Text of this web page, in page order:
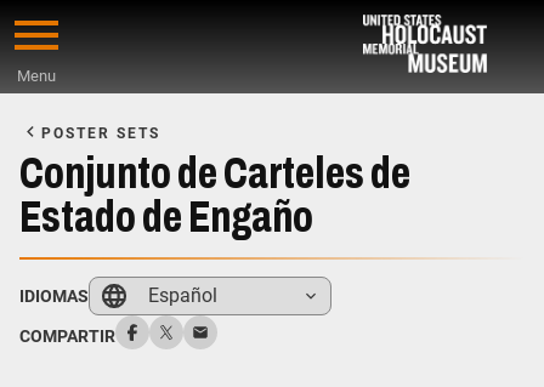
Skip
content
Menu
Main
Content
POSTER SETS
Conjunto de Carteles de
Estado de Engaño
IDIOMAS Español
COMPARTIR